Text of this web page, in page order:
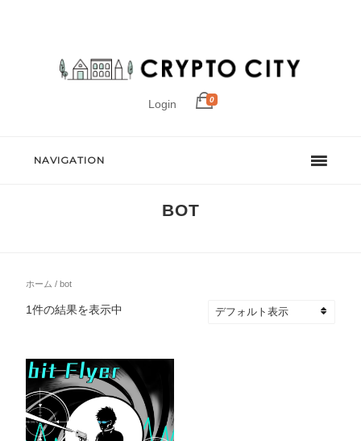
Login 0
NAVIGATION
BOT
ホーム / bot
1件の結果を表示中